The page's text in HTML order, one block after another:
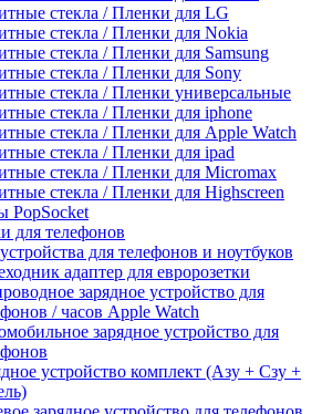
стекла / Пленки для LG
стекла / Пленки для Nokia
стекла / Пленки для Samsung
стекла / Пленки для Sony
стекла / Пленки универсальные
стекла / Пленки для iphone
стекла / Пленки для Apple Watch
стекла / Пленки для ipad
стекла / Пленки для Micromax
стекла / Пленки для Highscreen
PopSocket
для телефонов
для телефонов и ноутбуков
адаптер для евророзетки
зарядное устройство для
/ часов Apple Watch
зарядное устройство для
устройство комплект (Азу + Сзу +